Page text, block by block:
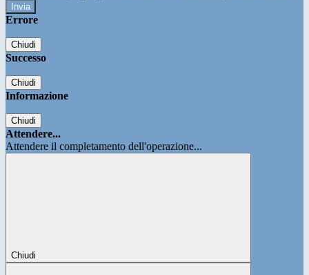
Errore
Chiudi
Successo
Chiudi
Informazione
Chiudi
Attendere...
Attendere il completamento dell'operazione...
Chiudi